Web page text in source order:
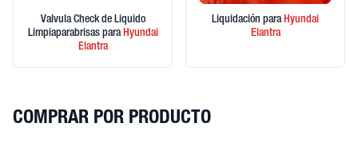
Valvula Check de Liquido
Limpiaparabrisas paraHyundai
Elantra
Liquidación paraHyundai
Elantra
COMPRAR POR PRODUCTO